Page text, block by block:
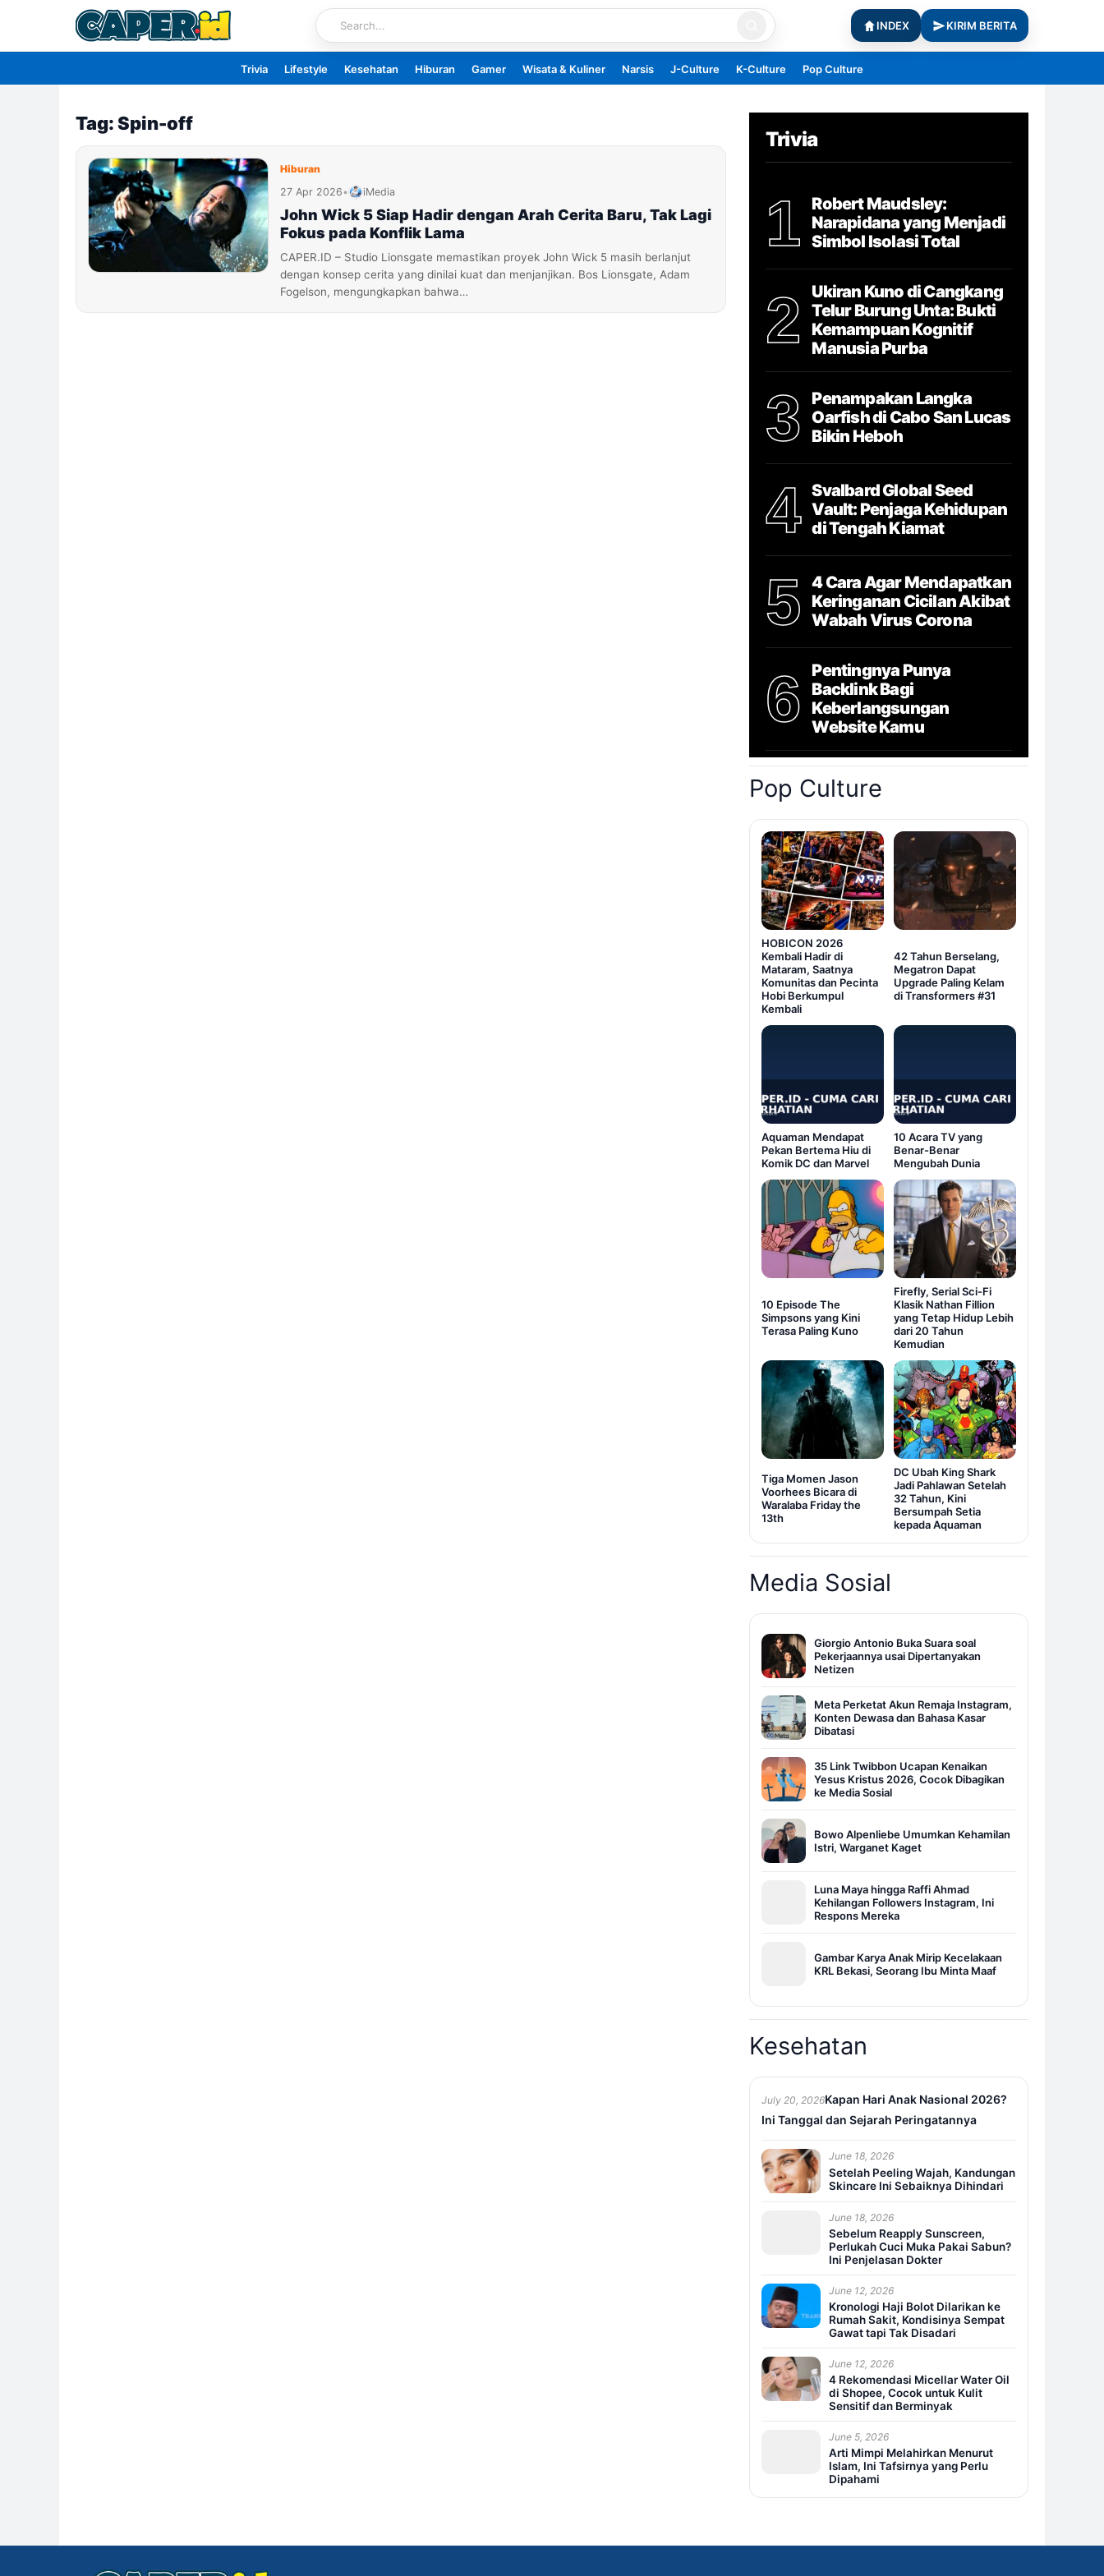
content
INDEX KIRIM BERITA
Trivia Lifestyle Kesehatan Hiburan Gamer Wisata & Kuliner Narsis J-Culture K-Culture Pop Culture
Tag: Spin-off
Hiburan
27 Apr 2026• iMedia
John Wick 5 Siap Hadir dengan Arah Cerita Baru, Tak Lagi
Fokus pada Konflik Lama
CAPER.ID – Studio Lionsgate memastikan proyek John Wick 5 masih berlanjut
dengan konsep cerita yang dinilai kuat dan menjanjikan. Bos Lionsgate, Adam
Fogelson, mengungkapkan bahwa…
Trivia
1
Robert Maudsley:
Narapidana yang Menjadi
Simbol Isolasi Total
2
Ukiran Kuno di Cangkang
Telur Burung Unta: Bukti
Kemampuan Kognitif
Manusia Purba
3
Penampakan Langka
Oarfish di Cabo San Lucas
Bikin Heboh
4
Svalbard Global Seed
Vault: Penjaga Kehidupan
di Tengah Kiamat
5
4 Cara Agar Mendapatkan
Keringanan Cicilan Akibat
Wabah Virus Corona
6
Pentingnya Punya
Backlink Bagi
Keberlangsungan
Website Kamu
Pop Culture
HOBICON 2026
Kembali Hadir di
Mataram, Saatnya
Komunitas dan Pecinta
Hobi Berkumpul
Kembali
42 Tahun Berselang,
Megatron Dapat
Upgrade Paling Kelam
di Transformers #31
Aquaman Mendapat
Pekan Bertema Hiu di
Komik DC dan Marvel
10 Acara TV yang
Benar-Benar
Mengubah Dunia
10 Episode The
Simpsons yang Kini
Terasa Paling Kuno
Firefly, Serial Sci-Fi
Klasik Nathan Fillion
yang Tetap Hidup Lebih
dari 20 Tahun
Kemudian
Tiga Momen Jason
Voorhees Bicara di
Waralaba Friday the
13th
DC Ubah King Shark
Jadi Pahlawan Setelah
32 Tahun, Kini
Bersumpah Setia
kepada Aquaman
Media Sosial
Giorgio Antonio Buka Suara soal
Pekerjaannya usai Dipertanyakan
Netizen
Meta Perketat Akun Remaja Instagram,
Konten Dewasa dan Bahasa Kasar
Dibatasi
35 Link Twibbon Ucapan Kenaikan
Yesus Kristus 2026, Cocok Dibagikan
ke Media Sosial
Bowo Alpenliebe Umumkan Kehamilan
Istri, Warganet Kaget
Luna Maya hingga Raffi Ahmad
Kehilangan Followers Instagram, Ini
Respons Mereka
Gambar Karya Anak Mirip Kecelakaan
KRL Bekasi, Seorang Ibu Minta Maaf
Kesehatan
July 20, 2026Kapan Hari Anak Nasional 2026?
Ini Tanggal dan Sejarah Peringatannya
June 18, 2026
Setelah Peeling Wajah, Kandungan
Skincare Ini Sebaiknya Dihindari
June 18, 2026
Sebelum Reapply Sunscreen,
Perlukah Cuci Muka Pakai Sabun?
Ini Penjelasan Dokter
June 12, 2026
Kronologi Haji Bolot Dilarikan ke
Rumah Sakit, Kondisinya Sempat
Gawat tapi Tak Disadari
June 12, 2026
4 Rekomendasi Micellar Water Oil
di Shopee, Cocok untuk Kulit
Sensitif dan Berminyak
June 5, 2026
Arti Mimpi Melahirkan Menurut
Islam, Ini Tafsirnya yang Perlu
Dipahami